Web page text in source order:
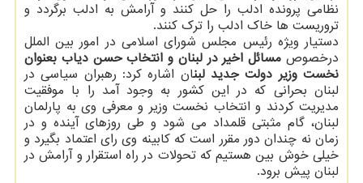
نظامی پرونده ادلب را حل كنند و آرامش به ادلب برگردد و
تروریست ها خاك ادلب را ترك كنند.
دستیار ویژه رئیس مجلس شورای اسلامی در امور بین الملل
درخصوص مسائل اخیر در لبنان و انتخاب حسن دیاب بعنوان
نخست وزیر دولت جدید لبنان اشاره كرد: رهبران سیاسی در
لبنان بحرانی كه در این كشور به وجود آمد را با موفقیت
مدیریت كردند و انتخاب نخست وزیر و معرفی وی به پارلمان
لبنان، گام مثبتی قلمداد می شود و طی روزهای آینده و در
زمان نه چندان دور مقرر است كه كابینه وی رای اعتماد بگیرد و
خیلی خوش بین هستیم كه تحولات در راه استقرار و آرامش در
لبنان پیش برود.